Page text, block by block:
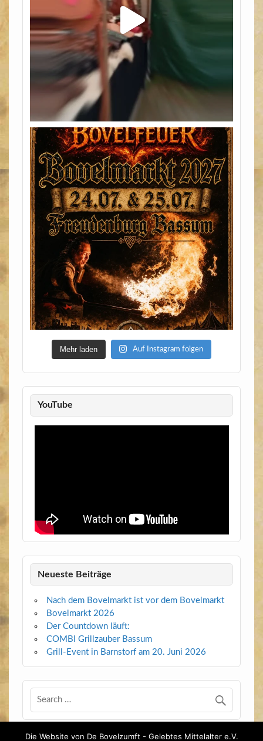
Mehr laden Auf Instagram folgen
YouTube
Neueste Beiträge
Nach dem Bovelmarkt ist vor dem Bovelmarkt
Bovelmarkt 2026
Der Countdown läuft:
COMBI Grillzauber Bassum
Grill-Event in Barnstorf am 20. Juni 2026
Die Website von De Bovelzumft - Gelebtes Mittelalter e.V.